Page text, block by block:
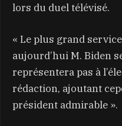
lors du duel télévisé.
« Le plus grand
aujourd’hui M. Biden
représentera pas à
rédaction, ajoutant
président admirable ».